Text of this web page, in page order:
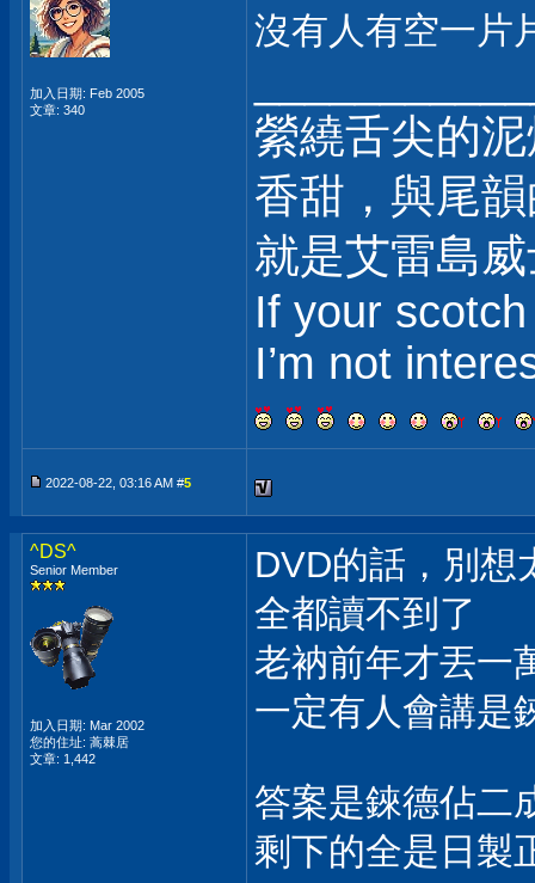
加入日期: Feb 2005
文章: 340
沒有人有空一片
縈繞舌尖的
香甜，與尾
就是艾雷島
If your
I’m not
2022-08-22, 03:16 AM #5
^DS^
Senior Member
加入日期: Mar 2002
您的住址: 蒿棘居
文章: 1,442
DVD的話，別想
全都讀不到了
老衲前年才丟一
一定有人會講是
答案是錸德佔二
剩下的全是日製